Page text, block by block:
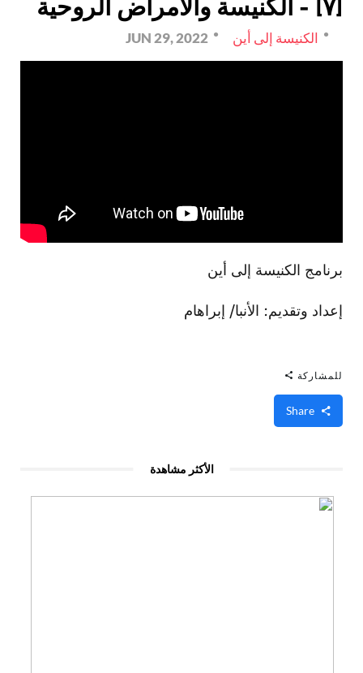
[٧] - الكنيسة والأمراض الروحية
الكنيسة إلى أين JUN 29, 2022
برنامج الكنيسة إلى أين
إعداد وتقديم: الأنبا/ إبراهام
للمشاركة
الأكثر مشاهدة